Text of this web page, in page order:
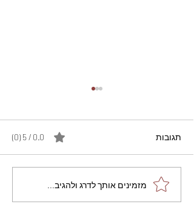
מתכון מנצח עוגת מייפל
שוקולד בחושה וקלה - זיוה
תגובות 0.0 / 5 ‏(0)
מזמינים אותך לדרג ולהגיב...